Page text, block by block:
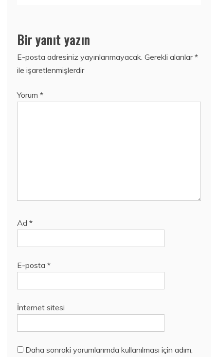
Bir yanıt yazın
E-posta adresiniz yayınlanmayacak. Gerekli alanlar*
ile işaretlenmişlerdir
Yorum *
Ad *
E-posta *
İnternet sitesi
Daha sonraki yorumlarımda kullanılması için adım,